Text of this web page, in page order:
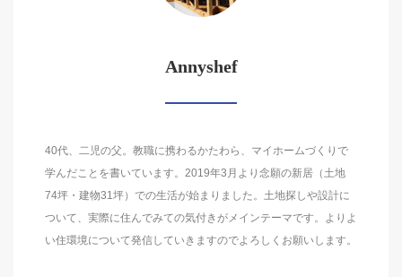
Annyshef
40代、二児の父。教職に携わるかたわら、マイホームづくりで
学んだことを書いています。2019年3月より念願の新居（土地
74坪・建物31坪）での生活が始まりました。土地探しや設計に
ついて、実際に住んでみての気付きがメインテーマです。よりよ
い住環境について発信していきますのでよろしくお願いします。